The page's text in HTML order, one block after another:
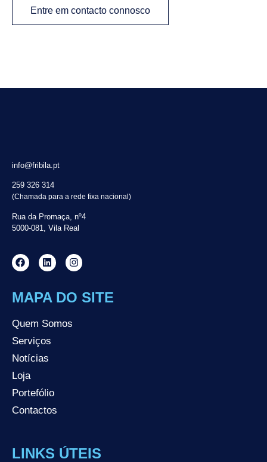
Entre em contacto connosco
info@fribila.pt
259 326 314
(Chamada para a rede fixa nacional)
Rua da Promaça, nº4
5000-081, Vila Real
MAPA DO SITE
Quem Somos
Serviços
Notícias
Loja
Portefólio
Contactos
LINKS ÚTEIS